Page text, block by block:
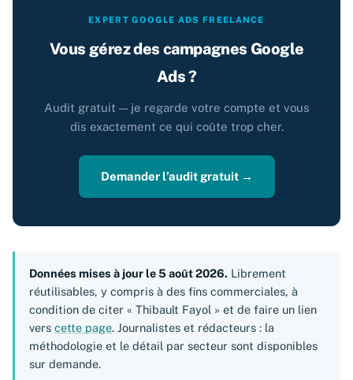
EXPERT GOOGLE ADS FREELANCE
Vous gérez des campagnes Google
Ads ?
Audit gratuit — je regarde votre compte et vous
dis exactement ce qui coûte trop cher.
Demander l’audit gratuit →
Données mises à jour le 5 août 2026. Librement
réutilisables, y compris à des fins commerciales, à
condition de citer « Thibault Fayol » et de faire un lien
vers cette page. Journalistes et rédacteurs : la
méthodologie et le détail par secteur sont disponibles
sur demande.